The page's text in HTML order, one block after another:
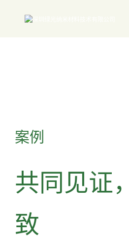
案例
共同见证
致